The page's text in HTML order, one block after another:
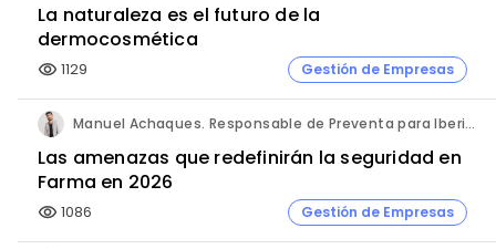
La naturaleza es el futuro de la
dermocosmética
visibility 1129 Gestión de Empresas
Manuel Achaques. Responsable de Preventa para Iberia, Italia y Latinoamérica. Hornetsecurity.
Las amenazas que redefinirán la seguridad en
Farma en 2026
visibility 1086 Gestión de Empresas